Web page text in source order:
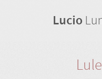
Lucio